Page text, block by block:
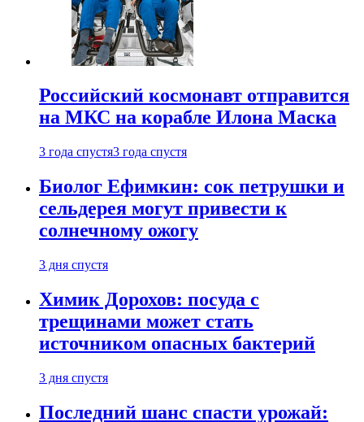
Российский космонавт отправится
на МКС на корабле Илона Маска
3 года спустя3 года спустя
Биолог Ефимкин: сок петрушки и
сельдерея могут привести к
солнечному ожогу
3 дня спустя
Химик Дорохов: посуда с
трещинами может стать
источником опасных бактерий
3 дня спустя
Последний шанс спасти урожай: